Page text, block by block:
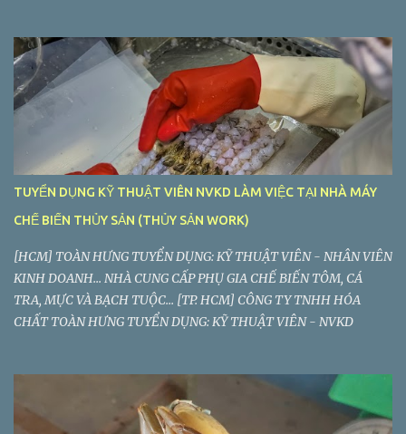
Lô C2-5, Đường VL3, Khu Công Nghiệp Vĩnh Lộc 2, Ấp Voi Lá, Xã
Long Hiệp, Huyện Bến Lức, Tỉnh Long An
TUYỂN DỤNG KỸ THUẬT VIÊN NVKD LÀM VIỆC TẠI NHÀ MÁY
CHẾ BIẾN THỦY SẢN (THỦY SẢN WORK)
[HCM] TOÀN HƯNG TUYỂN DỤNG: KỸ THUẬT VIÊN - NHÂN VIÊN
KINH DOANH... NHÀ CUNG CẤP PHỤ GIA CHẾ BIẾN TÔM, CÁ
TRA, MỰC VÀ BẠCH TUỘC... [TP. HCM] CÔNG TY TNHH HÓA
CHẤT TOÀN HƯNG TUYỂN DỤNG: KỸ THUẬT VIÊN - NVKD